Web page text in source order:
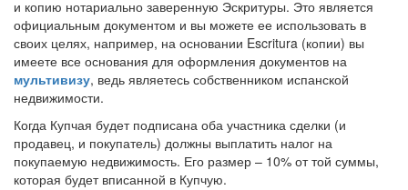
и копию нотариально заверенную Эскритуры. Это является
официальным документом и вы можете ее использовать в
своих целях, например, на основании Escritura (копии) вы
имеете все основания для оформления документов на
мультивизу, ведь являетесь собственником испанской
недвижимости.
Когда Купчая будет подписана оба участника сделки (и
продавец, и покупатель) должны выплатить налог на
покупаемую недвижимость. Его размер – 10% от той суммы,
которая будет вписанной в Купчую.